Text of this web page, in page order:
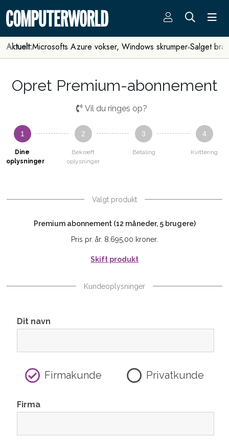
Aktuelt:Microsofts Azure vokser, Windows skrumper Salget
Opret Premium-abonnement
Vil du ringes op?
1
Dine
oplysninger
2
Bekræft
oplysninger
3
Betaling
4
Kvittering
Valgt produkt
Premium abonnement (12 måneder, 5 brugere)
Pris pr. år. 8.695,00 kroner.
Skift produkt
Kundeoplysninger
Dit navn
Firmakunde Privatkunde
Firma